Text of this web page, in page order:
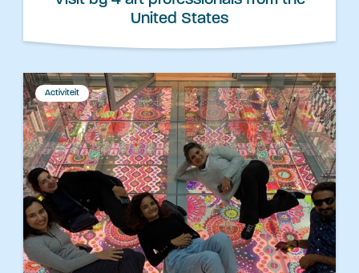
United States
Activiteit